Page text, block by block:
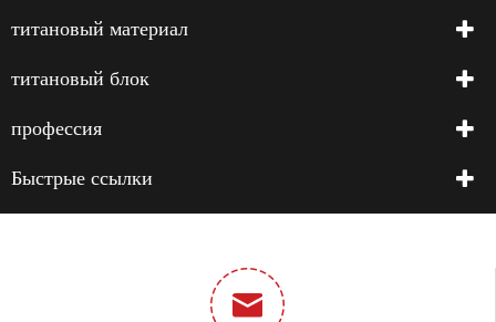
титановый материал
титановый блок
профессия
Быстрые ссылки